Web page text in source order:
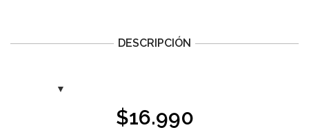
DESCRIPCIÓN
$16.990